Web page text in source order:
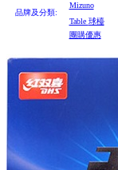
品牌及分類:
Mizuno
Table 球檯
團購優惠